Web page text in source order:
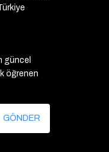
güncel
öğrenen
GÖNDER